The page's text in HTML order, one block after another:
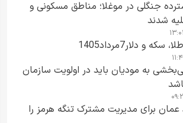
جنگلی در موغلا؛ مناطق مسکونی و
شدند
و دلار7مرداد1405
به مودیان باید در اولویت سازمان
عمان برای مدیریت مشترک تنگه هرمز را